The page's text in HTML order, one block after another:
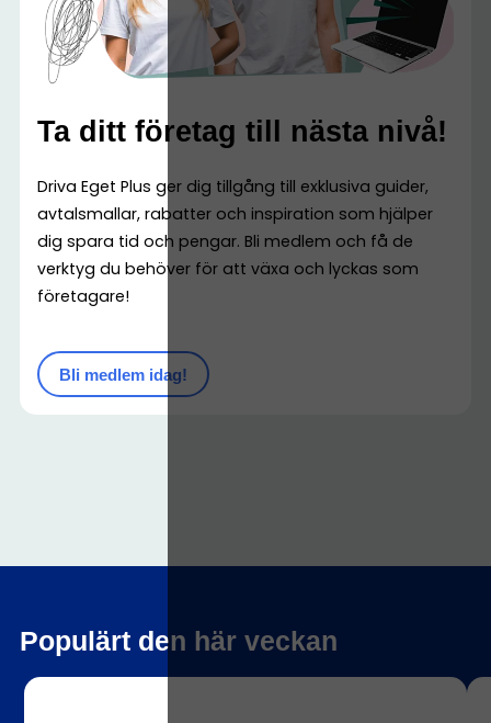
Ta ditt företag till nästa nivå!
Driva Eget Plus ger dig tillgång till exklusiva guider,
avtalsmallar, rabatter och inspiration som hjälper
dig spara tid och pengar. Bli medlem och få de
verktyg du behöver för att växa och lyckas som
företagare!
Bli medlem idag!
Populärt den här veckan